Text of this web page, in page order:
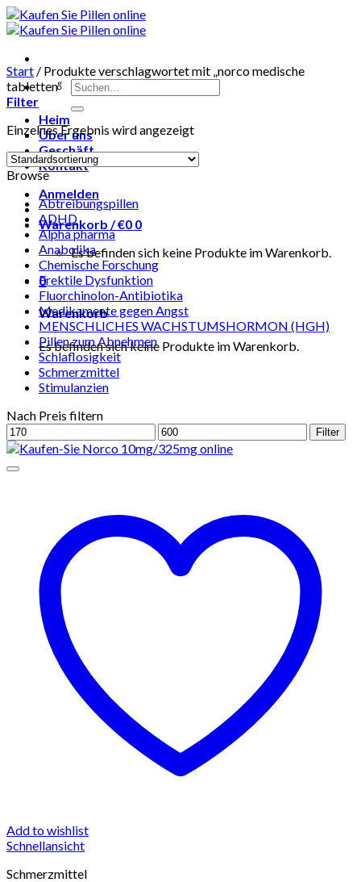
Skip
to
Suchen
nach:
Heim
Über uns
Geschäft
Kontakt
Anmelden
Warenkorb /€0 0
Es befinden sich keine Produkte im Warenkorb.
0
Warenkorb
Es befinden sich keine Produkte im Warenkorb.
Start / Produkte verschlagwortet mit „norco medische
tabletten“
Filter
Einzelnes Ergebnis wird angezeigt
Browse
Abtreibungspillen
ADHD
Alpha pharma
Anabolika
Chemische Forschung
Erektile Dysfunktion
Fluorchinolon-Antibiotika
Medikamente gegen Angst
MENSCHLICHES WACHSTUMSHORMON (HGH)
Pillen zum Abnehmen
Schlaflosigkeit
Schmerzmittel
Stimulanzien
Nach Preis filtern
Min.
Preis
Max.
Preis
Filter
Add to wishlist
Schnellansicht
Schmerzmittel